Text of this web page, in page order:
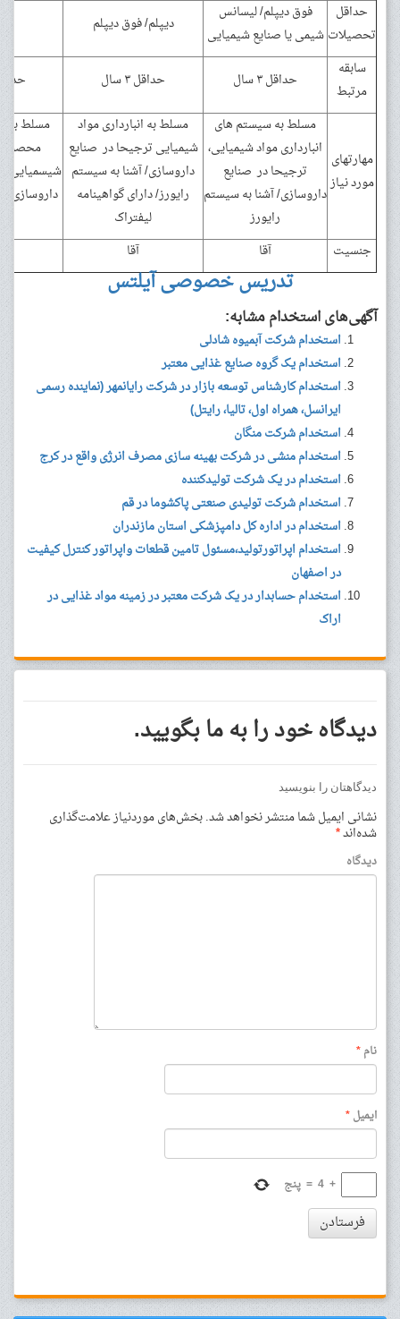
حداقل
تحصیلات
فوق دیپلم/ لیسانس
شیمی یا صنایع شیمیایی
دیپلم/ فوق دیپلم
سابقه
مرتبط
حداقل ۳ سال حداقل ۳ سال حداقل
مهارتهای
مورد نیاز
مسلط به سیستم های
انبارداری مواد شیمیایی،
ترجیحا در صنایع
داروسازی/ آشنا به سیستم
رایورز
مسلط به انبارداری مواد
شیمیایی ترجیحا در صنایع
داروسازی/ آشنا به سیستم
رایورز/ دارای گواهینامه
لیفتراک
مسلط به
محصول
شیسمیایی
داروسازی/
جنسیت
آقا آقا
تدریس خصوصی آیلتس
آگهی‌های استخدام مشابه:
استخدام شرکت آبمیوه شادلی
استخدام یک گروه صنایع غذایی معتبر
استخدام کارشناس توسعه بازار در شرکت رایانمهر (نماینده رسمی
ایرانسل، همراه اول، تالیا، رایتل)
استخدام شرکت منگان
استخدام منشی در شرکت بهینه سازی مصرف انرژی واقع در کرج
استخدام در یک شرکت تولیدکننده
استخدام شرکت تولیدی صنعتی پاکشوما در قم
استخدام در اداره کل دامپزشکی استان مازندران
استخدام اپراتورتولید،مسئول تامین قطعات واپراتور کنترل کیفیت
در اصفهان
استخدام حسابدار در یک شرکت معتبر در زمینه مواد غذایی در
اراک
دیدگاه خود را به ما بگویید.
دیدگاهتان را بنویسید
نشانی ایمیل شما منتشر نخواهد شد.بخش‌های موردنیاز علامت‌گذاری
شده‌اند*
دیدگاه
نام*
ایمیل*
+
4
= پنج
فرستادن